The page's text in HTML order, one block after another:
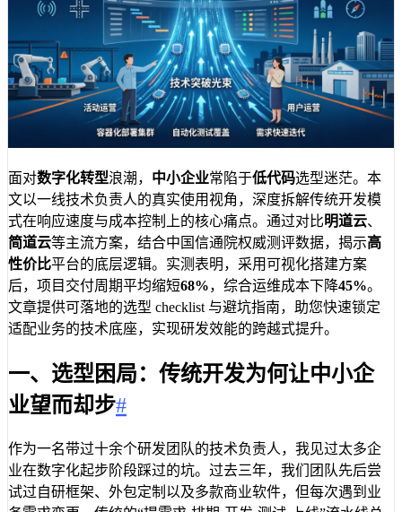
面对数字化转型浪潮， 中小企业常陷于低代码选型迷茫。本
文以一线技术负责人的真实使用视角，深度拆解传统开发模
式在响应速度与成本控制上的核心痛点。通过对比明道云、
简道云等主流方案，结合中国信通院权威测评数据，揭示高
性价比平台的底层逻辑。实测表明，采用可视化搭建方案
后，项目交付周期平均缩短68%，综合运维成本下降45%。
文章提供可落地的选型 checklist 与避坑指南，助您快速锁定
适配业务的技术底座，实现研发效能的跨越式提升。
一、选型困局：传统开发为何让中小企
业望而却步#
作为一名带过十余个研发团队的技术负责人，我见过太多企
业在数字化起步阶段踩过的坑。过去三年，我们团队先后尝
试过自研框架、外包定制以及多款商业软件，但每次遇到业